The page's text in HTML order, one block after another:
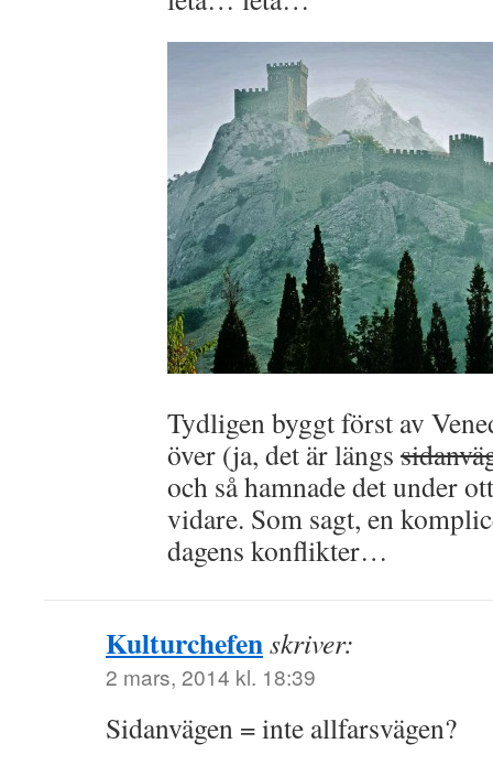
Tydligen byggt först av
över (ja, det är längs
och så hamnade det under
vidare. Som sagt, en
dagens konflikter…
Kulturchefenskriver:
2 mars, 2014 kl. 18:39
Sidanvägen = inte allfarsvägen?